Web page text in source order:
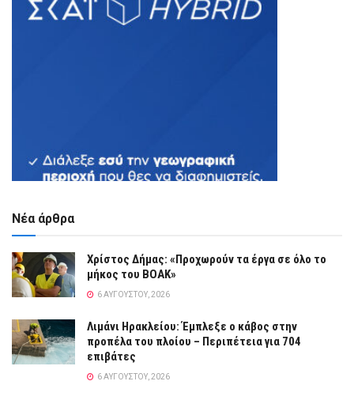
Νέα άρθρα
Χρίστος Δήμας: «Προχωρούν τα έργα σε όλο το
μήκος του ΒΟΑΚ»
6 ΑΥΓΟΎΣΤΟΥ, 2026
Λιμάνι Ηρακλείου: Έμπλεξε ο κάβος στην
προπέλα του πλοίου – Περιπέτεια για 704
επιβάτες
6 ΑΥΓΟΎΣΤΟΥ, 2026